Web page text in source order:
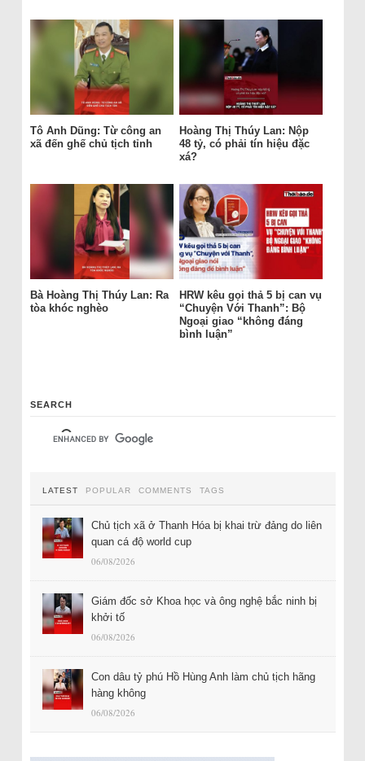
Tô Anh Dũng: Từ công an
xã đến ghế chủ tịch tỉnh
Hoàng Thị Thúy Lan: Nộp
48 tỷ, có phải tín hiệu đặc
xá?
Bà Hoàng Thị Thúy Lan: Ra
tòa khóc nghèo
HRW kêu gọi thả 5 bị can vụ
“Chuyện Với Thanh”: Bộ
Ngoại giao “không đáng
bình luận”
SEARCH
LATEST POPULAR COMMENTS TAGS
Chủ tịch xã ở Thanh Hóa bị khai trừ đảng do liên
quan cá độ world cup
06/08/2026
Giám đốc sở Khoa học và ông nghệ bắc ninh bị
khởi tố
06/08/2026
Con dâu tỷ phú Hồ Hùng Anh làm chủ tịch hãng
hàng không
06/08/2026